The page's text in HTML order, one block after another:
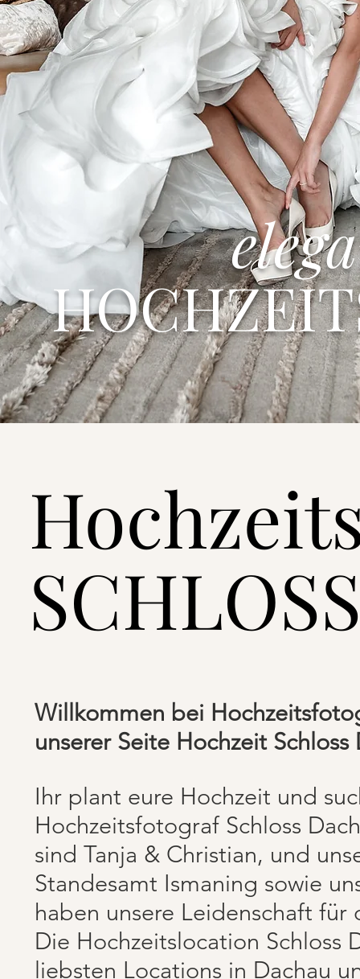
Willkommen bei
unserer Seite Hochzeit Schloss
Ihr plant eure Hochzeit und
Hochzeitsfotograf Schloss
sind Tanja & Christian, und
Standesamt Ismaning sowie
haben unsere Leidenschaft
Die Hochzeitslocation Schloss
liebsten Locations in Dachau